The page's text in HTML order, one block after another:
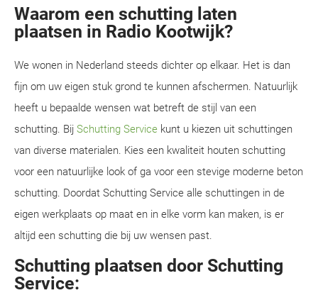
Waarom een schutting laten
plaatsen in Radio Kootwijk?
We wonen in Nederland steeds dichter op elkaar. Het is dan
fijn om uw eigen stuk grond te kunnen afschermen. Natuurlijk
heeft u bepaalde wensen wat betreft de stijl van een
schutting. Bij Schutting Service kunt u kiezen uit schuttingen
van diverse materialen. Kies een kwaliteit houten schutting
voor een natuurlijke look of ga voor een stevige moderne beton
schutting. Doordat Schutting Service alle schuttingen in de
eigen werkplaats op maat en in elke vorm kan maken, is er
altijd een schutting die bij uw wensen past.
Schutting plaatsen door Schutting
Service: